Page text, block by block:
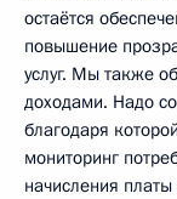
остаётся
повышение
услуг. Мы также
доходами. Надо
благодаря
мониторинг
начисления